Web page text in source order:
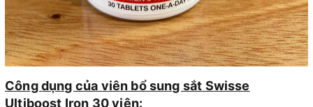
Công dụng của viên bổ sung sắt Swisse
Ultiboost Iron 30 viên: